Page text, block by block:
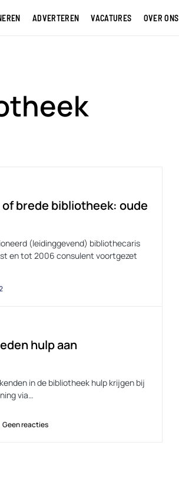
ADVERTEREN VACATURES OVER ONS
brede bibliotheek: oude
(leidinggevend) bibliothecaris
en tot 2006 consulent voortgezet
hulp aan
in de bibliotheek hulp krijgen bij
via…
Geen reacties